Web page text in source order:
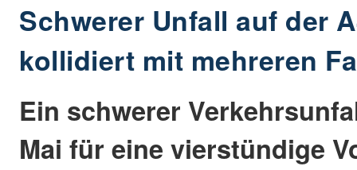
Schwerer Unfall auf der
kollidiert mit mehreren
Ein schwerer
Mai für eine vierstündige